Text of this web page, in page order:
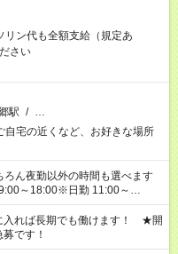
ン代も全額支給（規定あ
さい
駅 / …
宅の近くなど、お好きな場所
ん夜勤以外の時間も選べます
～18:00※日勤 11:00～
べる施設もあるので、ご希望が
。勤務地により実働時間が異
が必要な場合も遠慮なくご相談
入れば長期でも働けます！ ★開
です！